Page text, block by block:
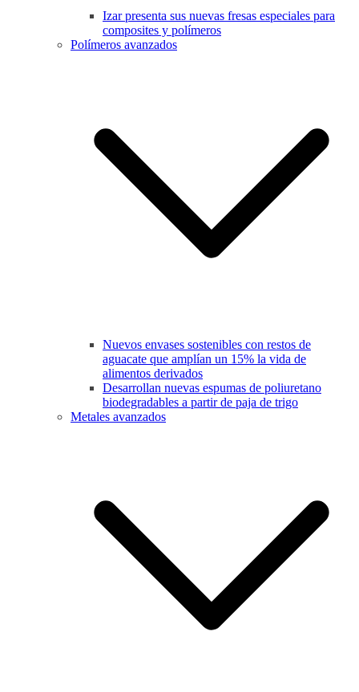
Izar presenta sus nuevas fresas especiales para
composites y polímeros
Polímeros avanzados
Nuevos envases sostenibles con restos de
aguacate que amplían un 15% la vida de
alimentos derivados
Desarrollan nuevas espumas de poliuretano
biodegradables a partir de paja de trigo
Metales avanzados